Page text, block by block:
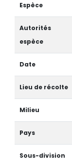
Espèce
Autorités
espèce
Date
Lieu de récolte
Milieu
Pays
Sous-division